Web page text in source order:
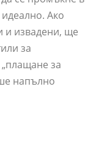
Ако
и извадени, ще
за
за
напълно